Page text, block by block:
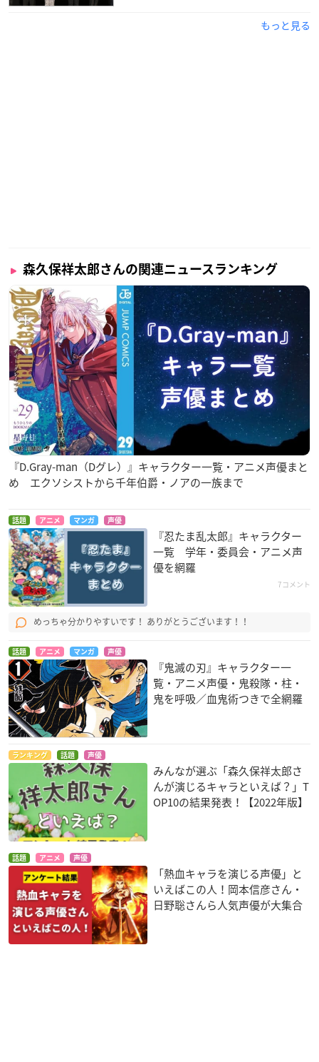
もっと見る
森久保祥太郎さんの関連ニュースランキング
『D.Gray-man（Dグレ）』キャラクター一覧・アニメ声優まと
め エクソシストから千年伯爵・ノアの一族まで
話題 アニメ マンガ 声優
『忍たま乱太郎』キャラクター
一覧 学年・委員会・アニメ声
優を網羅
7コメント
めっちゃ分かりやすいです！ ありがとうございます！！
話題 アニメ マンガ 声優
『鬼滅の刃』キャラクター一
覧・アニメ声優・鬼殺隊・柱・
鬼を呼吸／血鬼術つきで全網羅
ランキング 話題 声優
みんなが選ぶ「森久保祥太郎さ
んが演じるキャラといえば？」T
OP10の結果発表！【2022年版】
話題 アニメ 声優
「熱血キャラを演じる声優」と
いえばこの人！岡本信彦さん・
日野聡さんら人気声優が大集合